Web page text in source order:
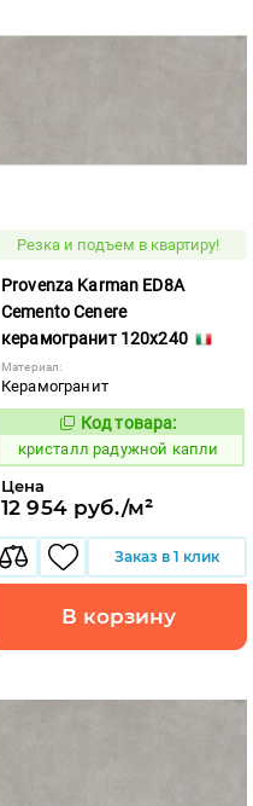
Резка и подъем в квартиру!
Provenza Karman ED8A
Cemento Cenere
керамогранит 120x240
Материал:
Керамогранит
822037
Код товара:
кристалл радужной капли
Цена
12 954 руб./м²
Заказ в 1 клик
В корзину